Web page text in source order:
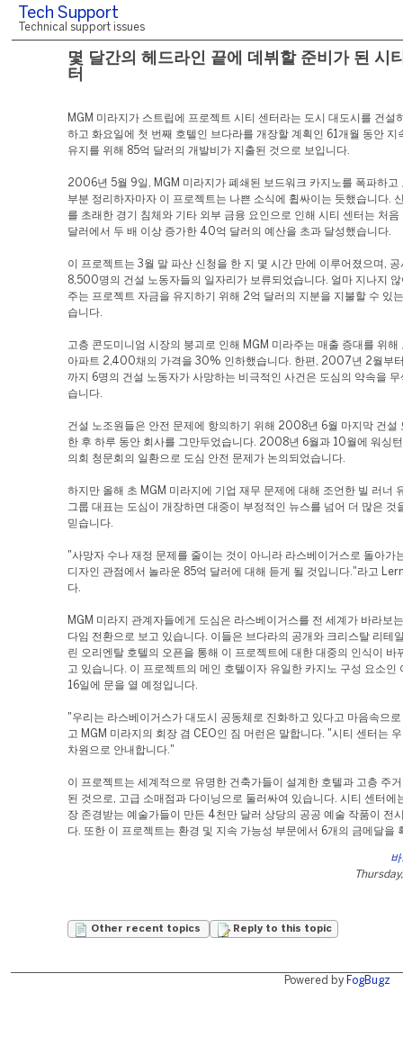
Tech Support
Technical support issues
몇 달간의 헤드라인 끝에 데뷔할 준비가 된 시
터
MGM 미라지가 스트립에 프로젝트 시티 센터라는 도시 대도시를 건설
하고 화요일에 첫 번째 호텔인 브다라를 개장할 계획인 61개월 동안 지
유지를 위해 85억 달러의 개발비가 지출된 것으로 보입니다.
2006년 5월 9일, MGM 미라지가 폐쇄된 보드워크 카지노를 폭파하고
부분 정리하자마자 이 프로젝트는 나쁜 소식에 휩싸이는 듯했습니다.
를 초래한 경기 침체와 기타 외부 금융 요인으로 인해 시티 센터는 처
달러에서 두 배 이상 증가한 40억 달러의 예산을 초과 달성했습니다.
이 프로젝트는 3월 말 파산 신청을 한 지 몇 시간 만에 이루어졌으며,
8,500명의 건설 노동자들의 일자리가 보류되었습니다. 얼마 지나지 않
주는 프로젝트 자금을 유지하기 위해 2억 달러의 지분을 지불할 수 있
습니다.
고층 콘도미니엄 시장의 붕괴로 인해 MGM 미라주는 매출 증대를 위해
아파트 2,400채의 가격을 30% 인하했습니다. 한편, 2007년 2월부
까지 6명의 건설 노동자가 사망하는 비극적인 사건은 도심의 약속을
습니다.
건설 노조원들은 안전 문제에 항의하기 위해 2008년 6월 마지막 건설
한 후 하루 동안 회사를 그만두었습니다. 2008년 6월과 10월에 워싱
의회 청문회의 일환으로 도심 안전 문제가 논의되었습니다.
하지만 올해 초 MGM 미라지에 기업 재무 문제에 대해 조언한 빌 러너
그룹 대표는 도심이 개장하면 대중이 부정적인 뉴스를 넘어 더 많은 것
믿습니다.
"사망자 수나 재정 문제를 줄이는 것이 아니라 라스베이거스로 돌아가
디자인 관점에서 놀라운 85억 달러에 대해 듣게 될 것입니다."라고
다.
MGM 미라지 관계자들에게 도심은 라스베이거스를 전 세계가 바라보
다임 전환으로 보고 있습니다. 이들은 브다라의 공개와 크리스탈 리테
린 오리엔탈 호텔의 오픈을 통해 이 프로젝트에 대한 대중의 인식이 바
고 있습니다. 이 프로젝트의 메인 호텔이자 유일한 카지노 구성 요소인
16일에 문을 열 예정입니다.
"우리는 라스베이거스가 대도시 공동체로 진화하고 있다고 마음속으
고 MGM 미라지의 회장 겸 CEO인 짐 머런은 말합니다. "시티 센터는
차원으로 안내합니다."
이 프로젝트는 세계적으로 유명한 건축가들이 설계한 호텔과 고층 주
된 것으로, 고급 소매점과 다이닝으로 둘러싸여 있습니다. 시티 센터에
장 존경받는 예술가들이 만든 4천만 달러 상당의 공공 예술 작품이 전
다. 또한 이 프로젝트는 환경 및 지속 가능성 부문에서 6개의 금메달을
Other recent topics Reply to this topic
Powered by FogBugz